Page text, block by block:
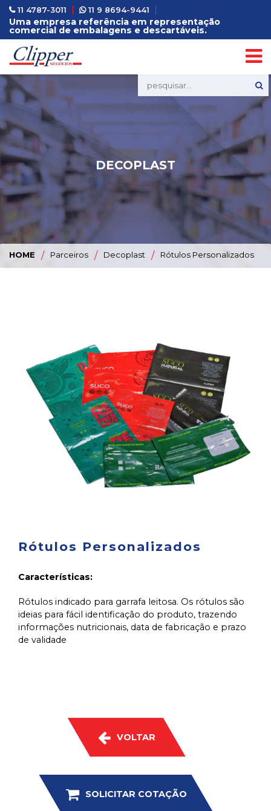
11 4787-3011 11 9 8694-9441
Uma empresa referência em representação
comercial de embalagens e descartáveis.
DECOPLAST
HOME / Parceiros / Decoplast / Rótulos Personalizados
Rótulos Personalizados
Características:
Rótulos indicado para garrafa leitosa. Os rótulos são
ideias para fácil identificação do produto, trazendo
informações nutricionais, data de fabricação e prazo
de validade
VOLTAR
SOLICITAR COTAÇÃO